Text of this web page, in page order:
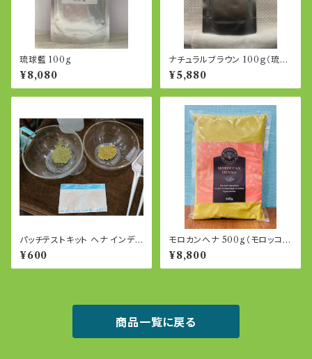
琉球藍 100g
¥8,080
ナチュラルブラウン 100ｇ（琉球
ヘナ、琉球藍のミックス）
¥5,880
パッチテストキット ヘナ インディ
ゴ
¥600
モロカンヘナ 500g（モロッコ産
ヘナ）
¥8,800
商品一覧に戻る